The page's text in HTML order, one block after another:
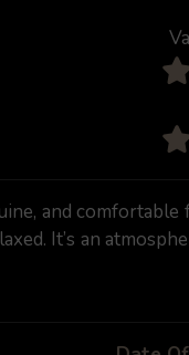
and
It’s an